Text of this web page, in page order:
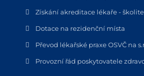
Získání akreditace lékaře -
Dotace na rezidenční místa
Převod lékařské praxe OSVČ na
Provozní řád poskytovatele